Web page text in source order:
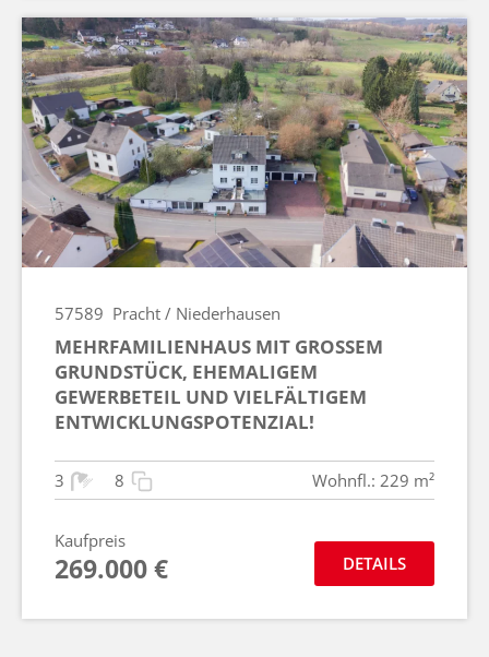
57589 Pracht / Niederhausen
MEHRFAMILIENHAUS MIT GROSSEM G
RUNDSTÜCK, EHEMALIGEM G
EWERBETEIL UND VIELFÄLTIGEM E
NTWICKLUNGSPOTENZIAL!
3 8 Wohnfl.: 229 m²
Kaufpreis
269.000 € DETAILS